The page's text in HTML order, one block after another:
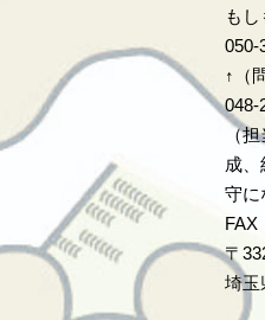
も
050-
↑（
048-
（
成、
守に
〒
埼玉